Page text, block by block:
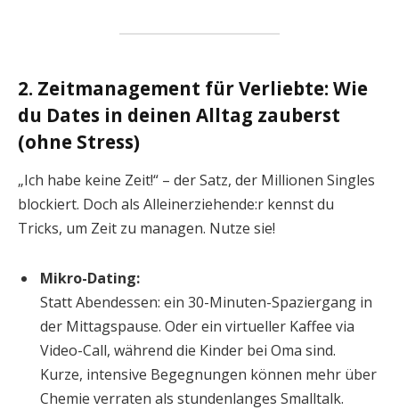
2. Zeitmanagement für Verliebte: Wie
du Dates in deinen Alltag zauberst
(ohne Stress)
„Ich habe keine Zeit!“ – der Satz, der Millionen Singles
blockiert. Doch als Alleinerziehende:r kennst du
Tricks, um Zeit zu managen. Nutze sie!
Mikro-Dating:
Statt Abendessen: ein 30-Minuten-Spaziergang in
der Mittagspause. Oder ein virtueller Kaffee via
Video-Call, während die Kinder bei Oma sind.
Kurze, intensive Begegnungen können mehr über
Chemie verraten als stundenlanges Smalltalk.